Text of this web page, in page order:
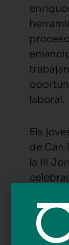
laboral.
Els
de
la III
taller